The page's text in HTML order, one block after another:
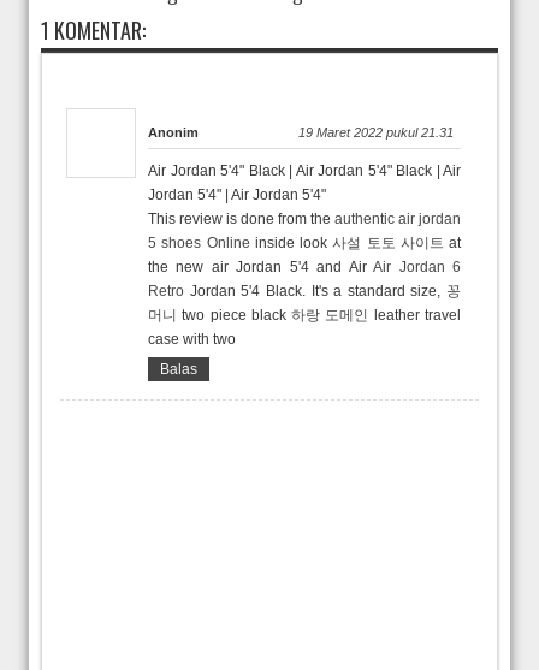
1 KOMENTAR:
Anonim 19 Maret 2022 pukul 21.31
Air Jordan 5'4" Black | Air Jordan 5'4" Black | Air
Jordan 5'4" | Air Jordan 5'4"
This review is done from the authentic air jordan
5 shoes Online inside look사설 토토 사이트 at
the new air Jordan 5'4 and AirAir Jordan 6
Retro Jordan 5'4 Black. It's a standard size, 꽁
머니 two piece black하랑 도메인 leather travel
case with two
Balas